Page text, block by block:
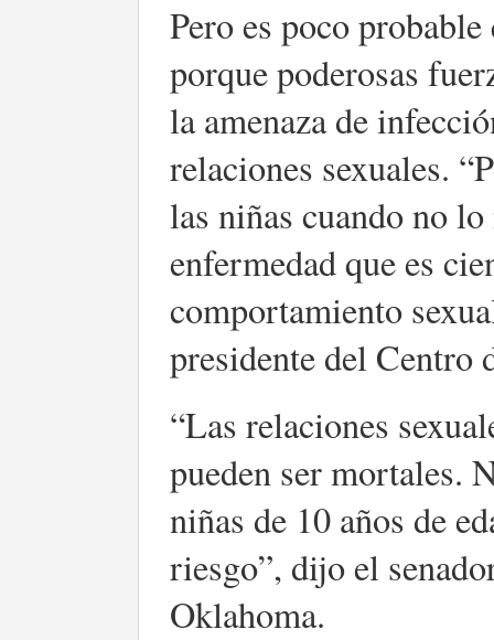
Pero es poco
porque poderosas
la amenaza de
relaciones sexuales.
las niñas cuando no
enfermedad que es
comportamiento
presidente del Centro
“Las relaciones
pueden ser mortales.
niñas de 10 años de
riesgo”, dijo el
Oklahoma.